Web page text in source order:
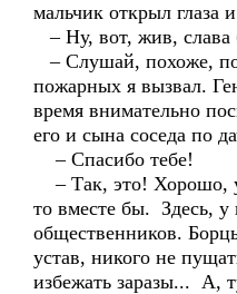
мальчик открыл глаза
– Ну, вот, жив, слава
– Слушай, похоже,
пожарных я вызвал.
время внимательно
его и сына соседа по
– Спасибо тебе!
– Так, это! Хорошо,
то вместе бы. Здесь, у
общественников.
устав, никого не
избежать заразы... А,